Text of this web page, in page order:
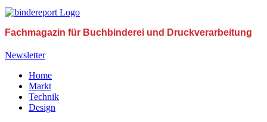
Fachmagazin für Buchbinderei und Druckverarbeitung
Newsletter
Home
Markt
Technik
Design